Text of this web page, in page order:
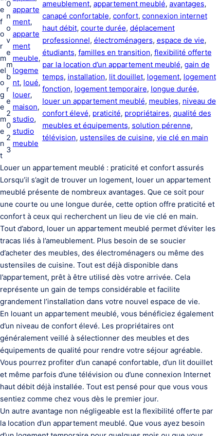
e
f
o
r
m
el
o
g
e
m
e
n
t
0
n
o
v
e
m
b
r
e
2
0
2
3
apparte
ment
apparte
ment
meuble ,
logeme
nt, loué ,
louer
maison
studio
studio
meuble
ameublement, appartement meublé, avantages
canapé confortable, confort, connexion internet
haut débit, courte durée, déplacement
professionnel, électroménagers, espace de vie
étudiants, familles en transition, flexibilité offerte
par la location d’un appartement meublé, gain de
temps, installation, lit douillet, logement, logement
fonction, logement temporaire, longue durée
louer un appartement meublé, meubles, niveau de
confort élevé, praticité, propriétaires, qualité des
meubles et équipements, solution pérenne
télévision, ustensiles de cuisine, vie clé en main
Louer un appartement meublé : praticité et confort assurés
Lorsqu’il s’agit de trouver un logement, louer un appartement
meublé présente de nombreux avantages. Que ce soit pour
une courte ou une longue durée, cette option offre praticité et
confort à ceux qui recherchent un lieu de vie clé en main.
Tout d’abord, louer un appartement meublé permet d’éviter les
tracas liés à l’ameublement. Plus besoin de se soucier
d’acheter des meubles, des électroménagers ou même des
ustensiles de cuisine. Tout est déjà disponible dans
l’appartement, prêt à être utilisé dès votre arrivée. Cela
représente un gain de temps considérable et facilite
grandement l’installation dans votre nouvel espace de vie.
En louant un appartement meublé, vous bénéficiez également
d’un niveau de confort élevé. Les propriétaires ont
généralement veillé à sélectionner des meubles et des
équipements de qualité pour rendre votre séjour agréable.
Vous pourrez profiter d’un canapé confortable, d’un lit douillet
et même parfois d’une télévision ou d’une connexion Internet
haut débit déjà installée. Tout est pensé pour que vous vous
sentiez comme chez vous dès le premier jour.
Un autre avantage non négligeable est la flexibilité offerte par
la location d’un appartement meublé. Que vous ayez besoin